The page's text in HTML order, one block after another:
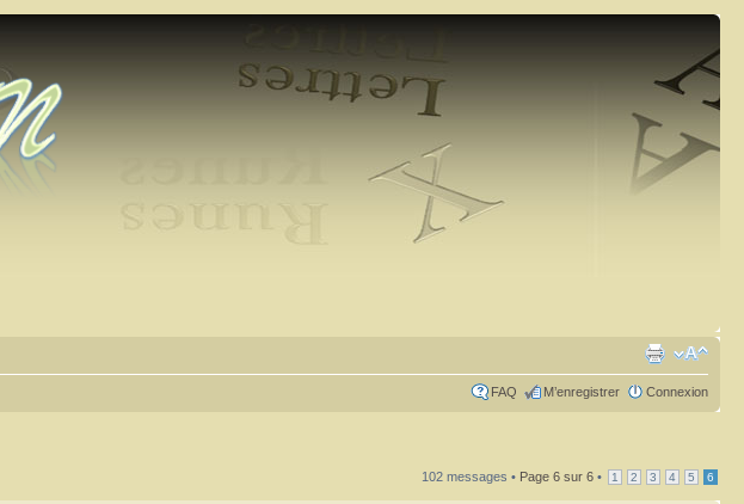
FAQ M’enregistrer Connexion
102 messages • Page 6 sur 6 • 1 2 3 4 5 6